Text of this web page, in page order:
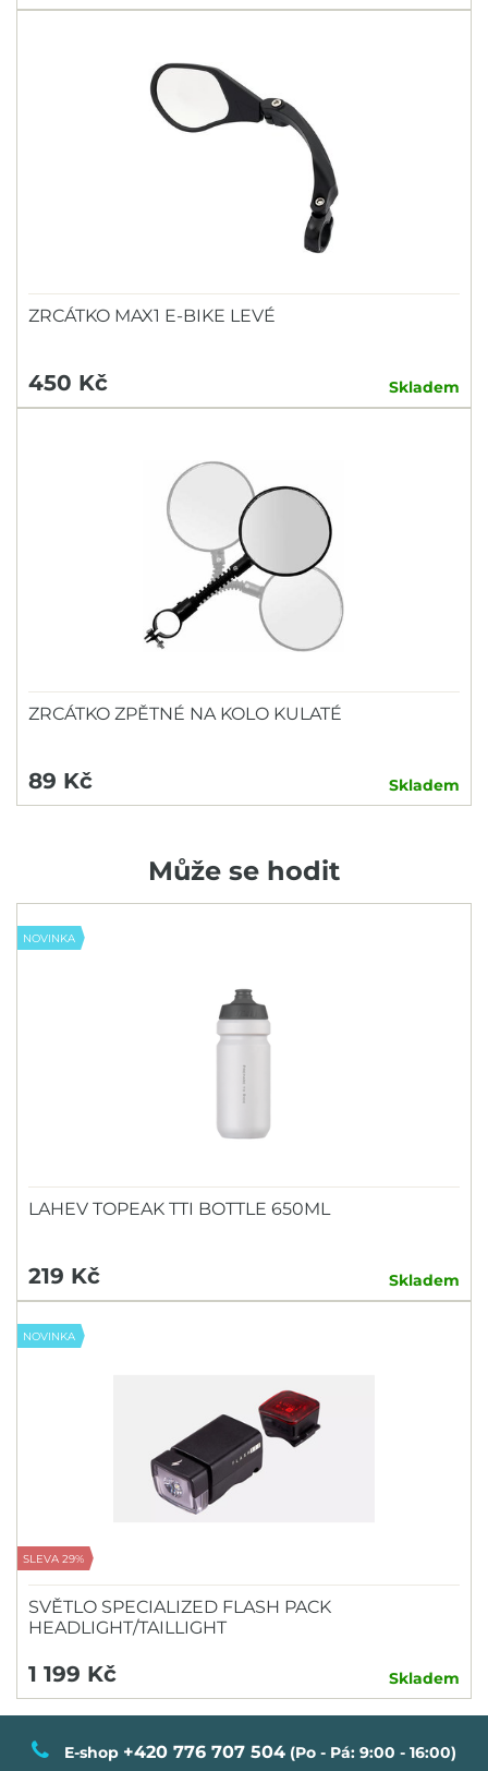
ZRCÁTKO MAX1 E-BIKE LEVÉ
450 Kč Skladem
ZRCÁTKO ZPĚTNÉ NA KOLO KULATÉ
89 Kč Skladem
Může se hodit
NOVINKA
LAHEV TOPEAK TTI BOTTLE 650ML
219 Kč Skladem
NOVINKA
SLEVA 29%
SVĚTLO SPECIALIZED FLASH PACK
HEADLIGHT/TAILLIGHT
1 199 Kč Skladem
E-shop +420 776 707 504 (Po - Pá: 9:00 - 16:00)